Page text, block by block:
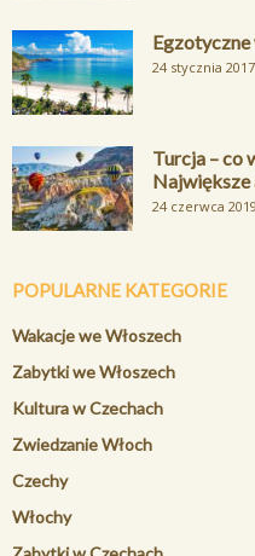
Egzotyczne
24 stycznia 2017
Turcja – co
24 czerwca 2019
POPULARNE KATEGORIE
Wakacje we Włoszech
Zabytki we Włoszech
Kultura w Czechach
Zwiedzanie Włoch
Czechy
Włochy